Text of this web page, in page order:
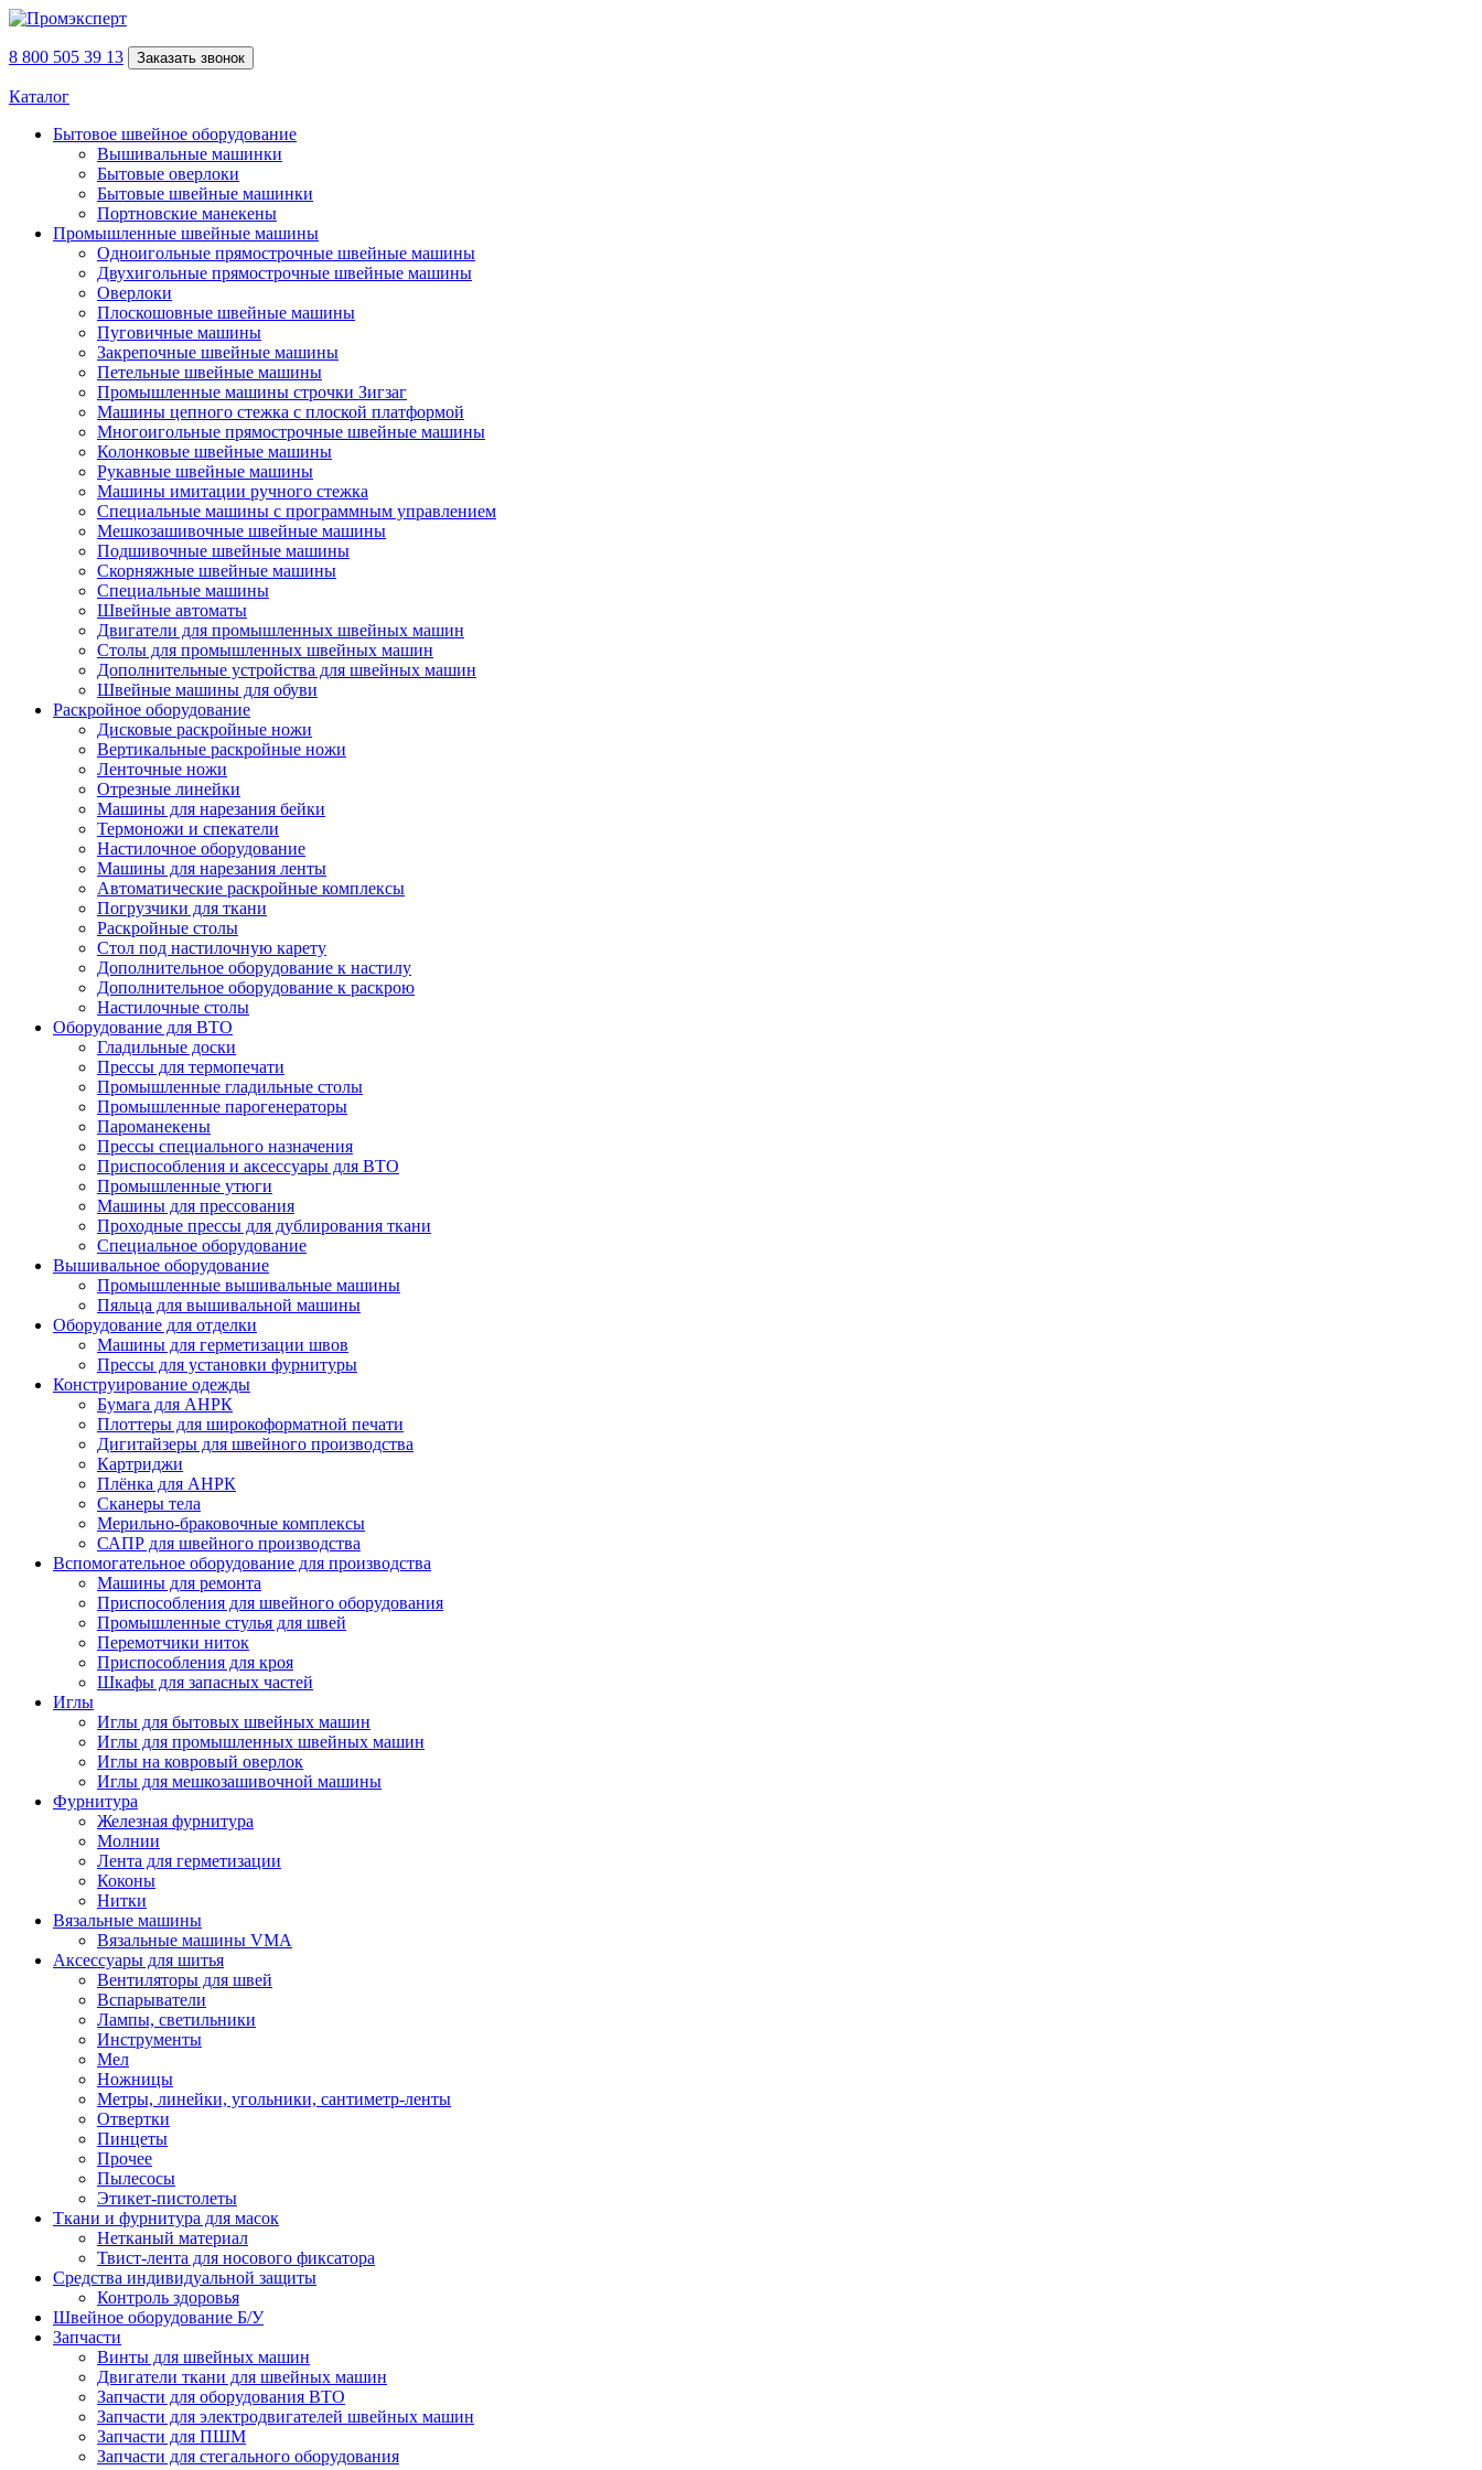
8 800 505 39 13 Заказать звонок
Каталог
Бытовое швейное оборудование
Вышивальные машинки
Бытовые оверлоки
Бытовые швейные машинки
Портновские манекены
Промышленные швейные машины
Одноигольные прямострочные швейные машины
Двухигольные прямострочные швейные машины
Оверлоки
Плоскошовные швейные машины
Пуговичные машины
Закрепочные швейные машины
Петельные швейные машины
Промышленные машины строчки Зигзаг
Машины цепного стежка с плоской платформой
Многоигольные прямострочные швейные машины
Колонковые швейные машины
Рукавные швейные машины
Машины имитации ручного стежка
Специальные машины с программным управлением
Мешкозашивочные швейные машины
Подшивочные швейные машины
Скорняжные швейные машины
Специальные машины
Швейные автоматы
Двигатели для промышленных швейных машин
Столы для промышленных швейных машин
Дополнительные устройства для швейных машин
Швейные машины для обуви
Раскройное оборудование
Дисковые раскройные ножи
Вертикальные раскройные ножи
Ленточные ножи
Отрезные линейки
Машины для нарезания бейки
Термоножи и спекатели
Настилочное оборудование
Машины для нарезания ленты
Автоматические раскройные комплексы
Погрузчики для ткани
Раскройные столы
Стол под настилочную карету
Дополнительное оборудование к настилу
Дополнительное оборудование к раскрою
Настилочные столы
Оборудование для ВТО
Гладильные доски
Прессы для термопечати
Промышленные гладильные столы
Промышленные парогенераторы
Пароманекены
Прессы специального назначения
Приспособления и аксессуары для ВТО
Промышленные утюги
Машины для прессования
Проходные прессы для дублирования ткани
Специальное оборудование
Вышивальное оборудование
Промышленные вышивальные машины
Пяльца для вышивальной машины
Оборудование для отделки
Машины для герметизации швов
Прессы для установки фурнитуры
Конструирование одежды
Бумага для АНРК
Плоттеры для широкоформатной печати
Дигитайзеры для швейного производства
Картриджи
Плёнка для АНРК
Сканеры тела
Мерильно-браковочные комплексы
САПР для швейного производства
Вспомогательное оборудование для производства
Машины для ремонта
Приспособления для швейного оборудования
Промышленные стулья для швей
Перемотчики ниток
Приспособления для кроя
Шкафы для запасных частей
Иглы
Иглы для бытовых швейных машин
Иглы для промышленных швейных машин
Иглы на ковровый оверлок
Иглы для мешкозашивочной машины
Фурнитура
Железная фурнитура
Молнии
Лента для герметизации
Коконы
Нитки
Вязальные машины
Вязальные машины VMA
Аксессуары для шитья
Вентиляторы для швей
Вспарыватели
Лампы, светильники
Инструменты
Мел
Ножницы
Метры, линейки, угольники, сантиметр-ленты
Отвертки
Пинцеты
Прочее
Пылесосы
Этикет-пистолеты
Ткани и фурнитура для масок
Нетканый материал
Твист-лента для носового фиксатора
Средства индивидуальной защиты
Контроль здоровья
Швейное оборудование Б/У
Запчасти
Винты для швейных машин
Двигатели ткани для швейных машин
Запчасти для оборудования ВТО
Запчасти для электродвигателей швейных машин
Запчасти для ПШМ
Запчасти для стегального оборудования